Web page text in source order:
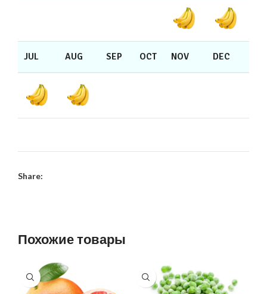
JUL AUG SEP OCT NOV DEC
Share:
Похожие товары